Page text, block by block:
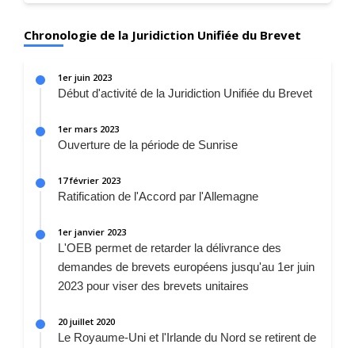
Chronologie de la Juridiction Unifiée du Brevet
1er juin 2023
Début d'activité de la Juridiction Unifiée du Brevet
1er mars 2023
Ouverture de la période de Sunrise
17 février 2023
Ratification de l'Accord par l'Allemagne
1er janvier 2023
L'OEB permet de retarder la délivrance des
demandes de brevets européens jusqu'au 1er juin
2023 pour viser des brevets unitaires
20 juillet 2020
Le Royaume-Uni et l'Irlande du Nord se retirent de